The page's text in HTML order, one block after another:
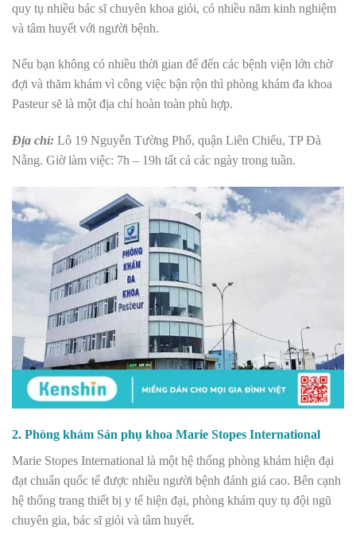
quy tụ nhiều bác sĩ chuyên khoa giỏi, có nhiều năm kinh nghiệm
và tâm huyết với người bệnh.
Nếu bạn không có nhiều thời gian để đến các bệnh viện lớn chờ
đợi và thăm khám vì công việc bận rộn thì phòng khám đa khoa
Pasteur sẽ là một địa chỉ hoàn toàn phù hợp.
Địa chỉ: Lô 19 Nguyễn Tường Phổ, quận Liên Chiểu, TP Đà
Nẵng. Giờ làm việc: 7h – 19h tất cả các ngày trong tuần.
2. Phòng khám Sản phụ khoa Marie Stopes International
Marie Stopes International là một hệ thống phòng khám hiện đại
đạt chuẩn quốc tế được nhiều người bệnh đánh giá cao. Bên cạnh
hệ thống trang thiết bị y tế hiện đại, phòng khám quy tụ đội ngũ
chuyên gia, bác sĩ giỏi và tâm huyết.